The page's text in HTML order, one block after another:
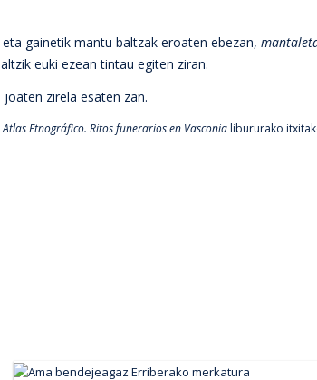
gainetik mantu baltzak eroaten ebezan,
euki ezean tintau egiten ziran.
zirela esaten zan.
Atlas Etnográfico. Ritos funerarios en Vasconialibururako